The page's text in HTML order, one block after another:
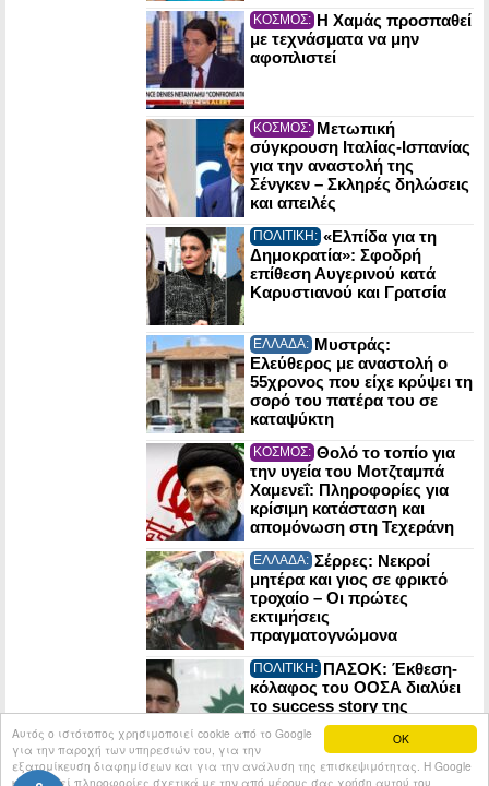
OK
Αυτός ο ιστότοπος χρησιμοποιεί cookie από το Google
για την παροχή των υπηρεσιών του, για την
εξατομίκευση διαφημίσεων και για την ανάλυση της επισκεψιμότητας. Η Google
κοινοποιεί πληροφορίες σχετικά με την από μέρους σας χρήση αυτού του
ΚΟΣΜΟΣ: Η Χαμάς προσπαθεί
με τεχνάσματα να μην
αφοπλιστεί
ΚΟΣΜΟΣ: Μετωπική
σύγκρουση Ιταλίας-Ισπανίας
για την αναστολή της
Σένγκεν – Σκληρές δηλώσεις
και απειλές
ΠΟΛΙΤΙΚΗ: «Ελπίδα για τη
Δημοκρατία»: Σφοδρή
επίθεση Αυγερινού κατά
Καρυστιανού και Γρατσία
ΕΛΛΑΔΑ: Μυστράς:
Ελεύθερος με αναστολή ο
55χρονος που είχε κρύψει τη
σορό του πατέρα του σε
καταψύκτη
ΚΟΣΜΟΣ: Θολό το τοπίο για
την υγεία του Μοτζταμπά
Χαμενεΐ: Πληροφορίες για
κρίσιμη κατάσταση και
απομόνωση στη Τεχεράνη
ΕΛΛΑΔΑ: Σέρρες: Νεκροί
μητέρα και γιος σε φρικτό
τροχαίο – Οι πρώτες
εκτιμήσεις
πραγματογνώμονα
ΠΟΛΙΤΙΚΗ: ΠΑΣΟΚ: Έκθεση-
κόλαφος του ΟΟΣΑ διαλύει
το success story της
κυβέρνησης